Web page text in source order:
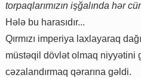
torpaqlarımızın işğalında hər
Hələ bu harasıdır...
Qırmızı imperiya laxlayaraq
müstəqil dövlət olmaq niyyətini
cəzalandırmaq qərarına gəldi.